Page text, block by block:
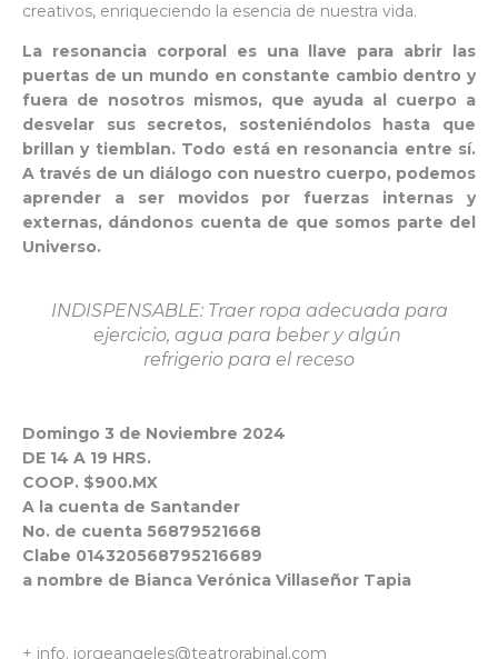
creativos, enriqueciendo la esencia de nuestra vida.
La resonancia corporal es una llave para abrir las
puertas de un mundo en constante cambio dentro y
fuera de nosotros mismos, que ayuda al cuerpo a
desvelar sus secretos, sosteniéndolos hasta que
brillan y tiemblan. Todo está en resonancia entre sí.
A través de un diálogo con nuestro cuerpo, podemos
aprender a ser movidos por fuerzas internas y
externas, dándonos cuenta de que somos parte del
Universo.
INDISPENSABLE: Traer ropa adecuada para
ejercicio, agua para beber y algún
refrigerio para el receso
Domingo 3 de Noviembre 2024
DE 14 A 19 HRS.
COOP. $900.MX
A la cuenta de Santander
No. de cuenta 56879521668
Clabe 014320568795216689
a nombre de Bianca Verónica Villaseñor Tapia
+ info. jorgeangeles@teatrorabinal.com